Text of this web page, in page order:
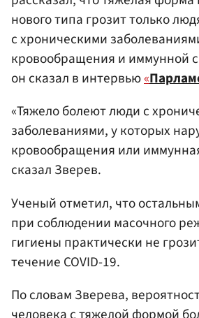
нового типа грозит только
с хроническими
кровообращения и иммунной
он сказал в интервью«
«Тяжело болеют люди с
заболеваниями, у которых
кровообращения или
сказал Зверев.
Ученый отметил, что
при соблюдении масочного
гигиены практически не
течение COVID-19.
По словам Зверева,